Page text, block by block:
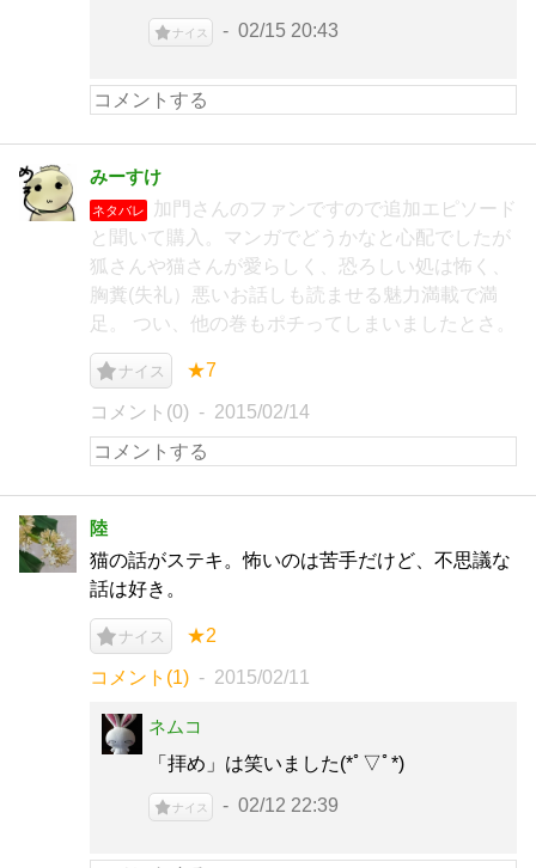
ナイス 02/15 20:43
みーすけ
ネタバレ
加門さんのファンですので追加エピソード
と聞いて購入。マンガでどうかなと心配でしたが
狐さんや猫さんが愛らしく、恐ろしい処は怖く、
胸糞(失礼）悪いお話しも読ませる魅力満載で満
足。 つい、他の巻もポチってしまいましたとさ。
ナイス ★7
コメント(0) 2015/02/14
陸
猫の話がステキ。怖いのは苦手だけど、不思議な
話は好き。
ナイス ★2
コメント(1) 2015/02/11
ネムコ
「拝め」は笑いました(*ﾟ▽ﾟ*)
ナイス 02/12 22:39